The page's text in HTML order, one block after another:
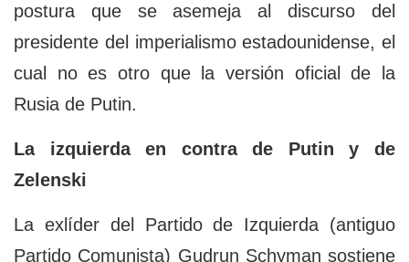
postura que se asemeja al discurso del
presidente del imperialismo estadounidense, el
cual no es otro que la versión oficial de la
Rusia de Putin.
La izquierda en contra de Putin y de
Zelenski
La exlíder del Partido de Izquierda (antiguo
Partido Comunista) Gudrun Schyman sostiene